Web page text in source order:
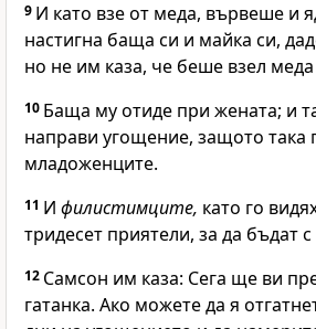
9 И като взе от меда, вървеше и
настигна баща си и майка си,
но не им каза, че беше взел
10 Баща му отиде при жената; и
направи угощение, защото така
младоженците.
11 И филистимците, като го
тридесет приятели, за да бъдат с
12 Самсон им каза: Сега ще ви
гатанка. Ако можете да я